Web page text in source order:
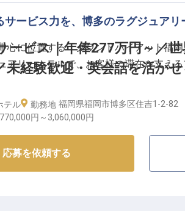
イント】
円〜5,000,000円（経験・スキルを考慮
お客様をおもてなしする、英語を活か
歩約10分、通勤に便利な好立地
、バイク・自転車通勤可
時点の情報です
ービス｜年俸277万円～／
未経験歓迎・英会話を活か
サービス力を、博多のラグジュアリ
心に位置する「グランドハイアット福
アリーホテルで、お客様の滞在を支え
スピタリティを、現場で身につける】
ドハイアット」のスタンダードに触れ
テル 勤務地 福岡県福岡市博多区住吉1-2-82
円～ 3,060,000円
応募を依頼する